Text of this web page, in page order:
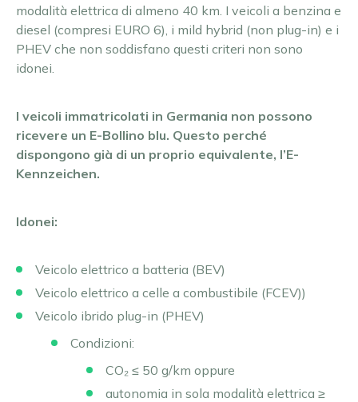
modalità elettrica di almeno 40 km. I veicoli a benzina e
diesel (compresi EURO 6), i mild hybrid (non plug-in) e i
PHEV che non soddisfano questi criteri non sono
idonei.
I veicoli immatricolati in Germania non possono
ricevere un E-Bollino blu. Questo perché
dispongono già di un proprio equivalente, l’E-
Kennzeichen.
Idonei:
Veicolo elettrico a batteria (BEV)
Veicolo elettrico a celle a combustibile (FCEV))
Veicolo ibrido plug-in (PHEV)
Condizioni:
CO₂ ≤ 50 g/km oppure
autonomia in sola modalità elettrica ≥